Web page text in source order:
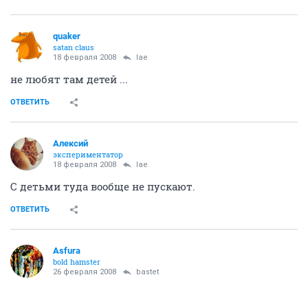
quaker
satan claus
18 февраля 2008 lae
не любят там детей ...
ОТВЕТИТЬ
Алексий
экспериментатор
18 февраля 2008 lae
С детьми туда вообще не пускают.
ОТВЕТИТЬ
Asfura
bold hamster
26 февраля 2008 bastet